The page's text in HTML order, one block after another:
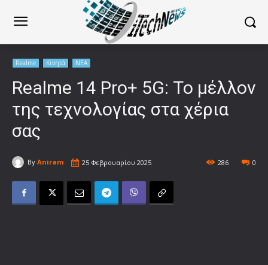
Realme Κινητά ΝΕΑ
Realme 14 Pro+ 5G: Το μέλλον
της τεχνολογίας στα χέρια
σας
By Aniram 25 Φεβρουαρίου 2025 0
286